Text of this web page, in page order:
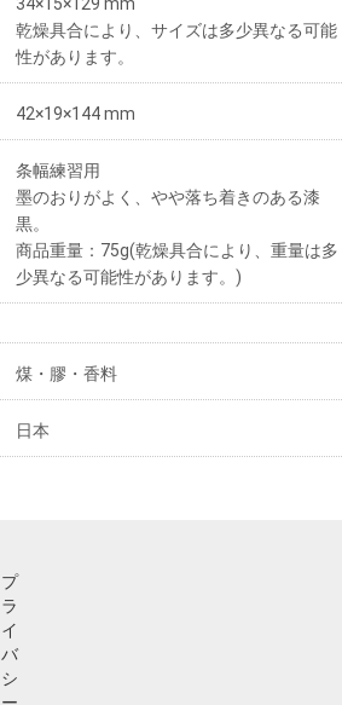
乾燥具合により、サイズは多少異なる可能
性があります。
42×19×144 mm
条幅練習用
墨のおりがよく、やや落ち着きのある漆
黒。
商品重量：75g(乾燥具合により、重量は多
少異なる可能性があります。)
煤・膠・香料
日本
プ
ラ
イ
バ
シ